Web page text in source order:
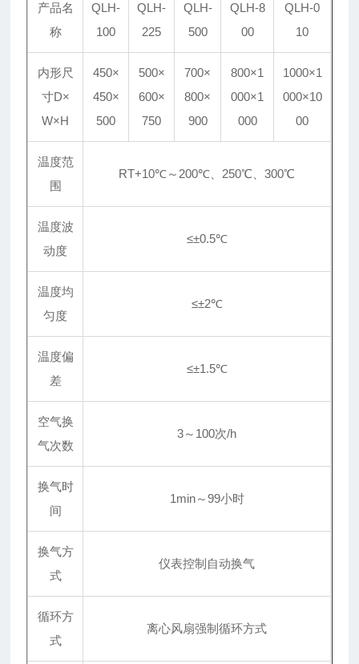
产品名
称
QLH-
100
QLH-
225
QLH-
500
QLH-8
00
QLH-0
10
内形尺
寸D×
W×H
450×
450×
500
500×
600×
750
700×
800×
900
800×1
000×1
000
1000×1
000×10
00
温度范
围
RT+10℃～200℃、250℃、300℃
温度波
动度
≤±0.5℃
温度均
匀度
≤±2℃
温度偏
差
≤±1.5℃
空气换
气次数
3～100次/h
换气时
间
1min～99小时
换气方
式
仪表控制自动换气
循环方
式
离心风扇强制循环方式